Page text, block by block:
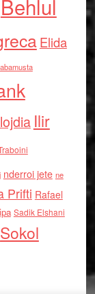
Behlul
Elida
Ilir
nderroi jete ne
Prifti Rafael
Sadik Elshani
Sokol